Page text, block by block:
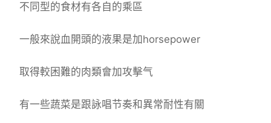
不同型的食材有各自的乘區
一般來說血開頭的液果是加horsepower
取得較困難的肉類會加攻擊气
有一些蔬菜是跟詠唱节奏和異常耐性有關